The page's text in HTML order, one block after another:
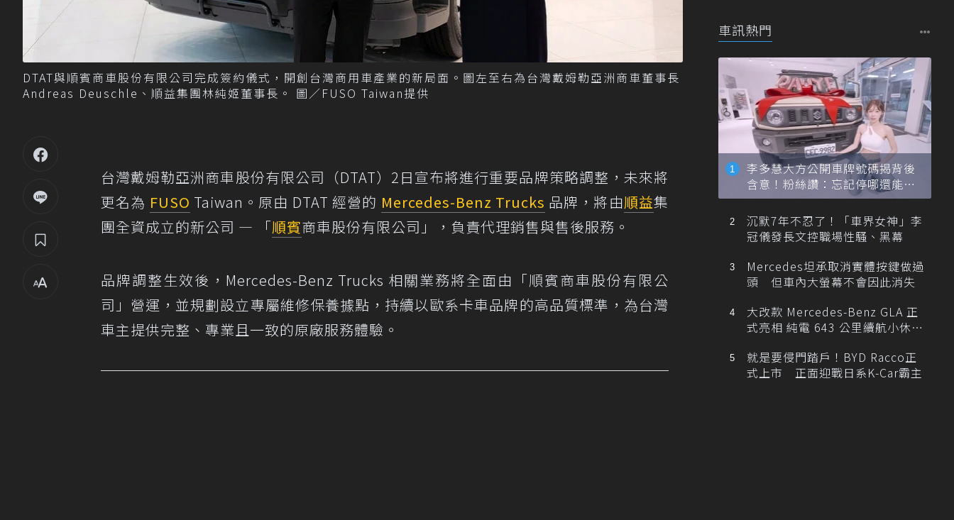
DTAT與順賓商車股份有限公司完成簽約儀式，開創台灣商用車產業的新局面。圖左至右為台灣戴姆勒亞洲商車董事長
Andreas Deuschle、順益集團林純姬董事長。 圖／FUSO Taiwan提供
台灣戴姆勒亞洲商車股份有限公司（DTAT）2日宣布將進行重要品牌策略調整，未來將
更名為 FUSO Taiwan。原由 DTAT 經營的 Mercedes-Benz Trucks 品牌，將由順益集
團全資成立的新公司 — 「順賓商車股份有限公司」，負責代理銷售與售後服務。
品牌調整生效後，Mercedes-Benz Trucks 相關業務將全面由「順賓商車股份有限公
司」營運，並規劃設立專屬維修保養據點，持續以歐系卡車品牌的高品質標準，為台灣
車主提供完整、專業且一致的原廠服務體驗。
車訊熱門
李多慧大方公開車牌號碼揭背後
含意！粉絲讚：忘記停哪還能幫
忙找車
沉默7年不忍了！「車界女神」李
冠儀發長文控職場性騷、黑幕
Mercedes坦承取消實體按鍵做過
頭 但車內大螢幕不會因此消失
大改款 Mercedes-Benz GLA 正
式亮相 純電 643 公里續航小休
就是要侵門踏戶！BYD Racco正
式上市 正面迎戰日系K-Car霸主